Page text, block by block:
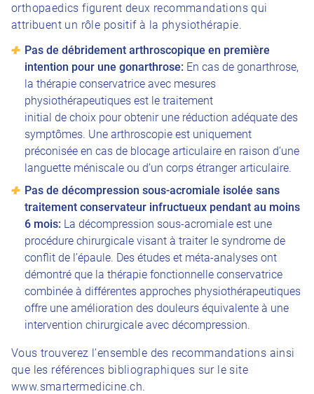
orthopaedics figurent deux recommandations qui
attribuent un rôle positif à la physiothérapie.
Pas de débridement arthroscopique en première
intention pour une gonarthrose: En cas de gonarthrose,
la thérapie conservatrice avec mesures
physiothérapeutiques est le traitement
initial de choix pour obtenir une réduction adéquate des
symptômes. Une arthroscopie est uniquement
préconisée en cas de blocage articulaire en raison d’une
languette méniscale ou d’un corps étranger articulaire.
Pas de décompression sous-acromiale isolée sans
traitement conservateur infructueux pendant au moins
6 mois: La décompression sous-acromiale est une
procédure chirurgicale visant à traiter le syndrome de
conflit de l’épaule. Des études et méta-analyses ont
démontré que la thérapie fonctionnelle conservatrice
combinée à différentes approches physiothérapeutiques
offre une amélioration des douleurs équivalente à une
intervention chirurgicale avec décompression.
Vous trouverez l’ensemble des recommandations ainsi
que les références bibliographiques sur le site
www.smartermedicine.ch.